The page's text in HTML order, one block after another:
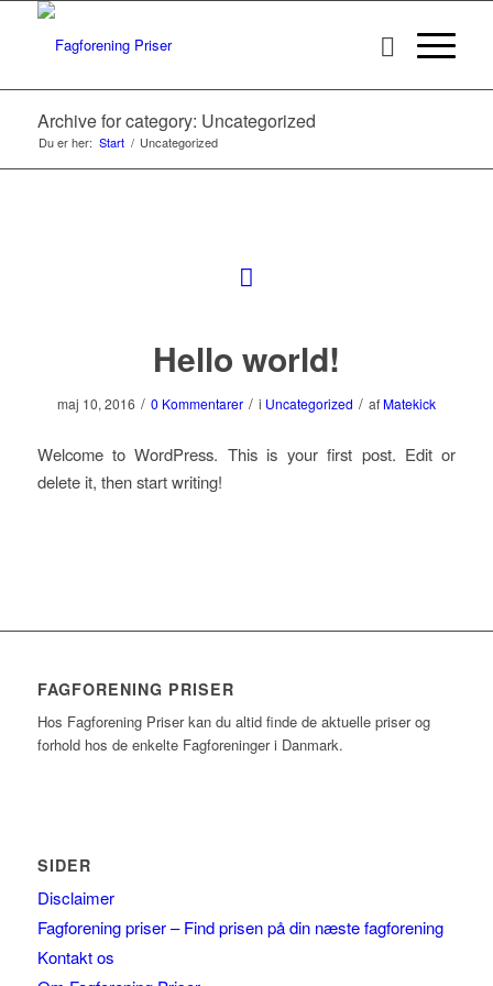
Archive for category: Uncategorized
Du er her: Start / Uncategorized
Hello world!
maj 10, 2016 / 0 Kommentarer / i Uncategorized / af Matekick
Welcome to WordPress. This is your first post. Edit or
delete it, then start writing!
FAGFORENING PRISER
Hos Fagforening Priser kan du altid finde de aktuelle priser og
forhold hos de enkelte Fagforeninger i Danmark.
SIDER
Disclaimer
Fagforening priser – Find prisen på din næste fagforening
Kontakt os